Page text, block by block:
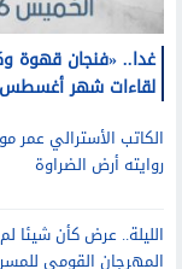
غدا.. «فنجان قهوة
لقاءات شهر أغسطس
الكاتب الأسترالي عمر
روايته أرض الضراوة
الليلة.. عرض كأن
المهرجان القومي